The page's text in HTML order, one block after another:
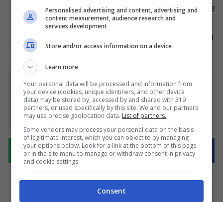
respiratorie (angioedema), difficoltà respiratorie
e, nei casi più acuti, lo shock anafilattico. Il
prodotto è invece totalmente sicuro per chi non
soffre di questa specifica allergia.
Ti è piaciuto l'articolo?
Condividilo
Personalised advertising and content, advertising and
content measurement, audience research and
services development
Store and/or access information on a device
Learn more
Your personal data will be processed and information from
your device (cookies, unique identifiers, and other device
data) may be stored by, accessed by and shared with 319
partners, or used specifically by this site. We and our partners
may use precise geolocation data. List of partners.
Some vendors may process your personal data on the basis
of legitimate interest, which you can object to by managing
your options below. Look for a link at the bottom of this page
or in the site menu to manage or withdraw consent in privacy
and cookie settings.
Consent